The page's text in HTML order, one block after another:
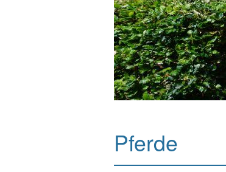
Pferde